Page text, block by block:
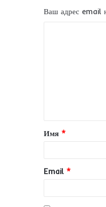
Ваш адрес email
т
а
и
й
*
Имя *
Email *